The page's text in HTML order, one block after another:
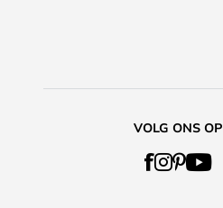
VOLG ONS OP